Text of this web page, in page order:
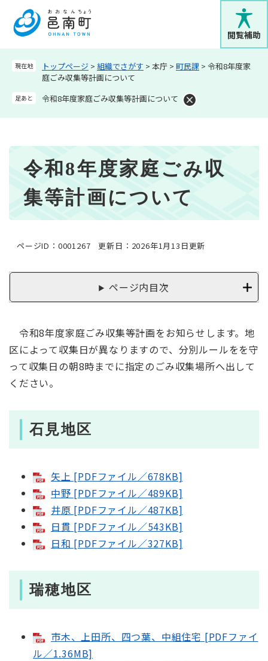
メニューを飛ばして本文へ
閲覧補助
現在地 トップページ > 組織でさがす > 本庁 > 町民課 > 令和8年度家
庭ごみ収集等計画について
足あと 令和8年度家庭ごみ収集等計画について
令和8年度家庭ごみ収
集等計画について
ページID：0001267 更新日：2026年1月13日更新
ページ内目次
令和8年度家庭ごみ収集等計画をお知らせします。地
区によって収集日が異なりますので、分別ルールをを守
って収集日の朝8時までに指定のごみ収集場所へ出して
ください。
石見地区
矢上 [PDFファイル／678KB]
中野 [PDFファイル／489KB]
井原 [PDFファイル／487KB]
日貫 [PDFファイル／543KB]
日和 [PDFファイル／327KB]
瑞穂地区
市木、上田所、四つ葉、中組住宅 [PDFファイ
ル／1.36MB]